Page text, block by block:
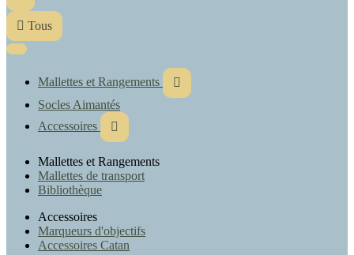
 Tous
Mallettes et Rangements

Socles Aimantés
Accessoires

Mallettes et Rangements
Mallettes de transport
Bibliothèque
Accessoires
Marqueurs d'objectifs
Accessoires Catan